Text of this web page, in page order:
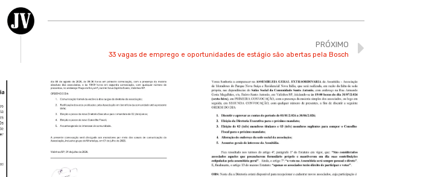
PRÓXIMO
33 vagas de emprego e oportunidades de estágio são abertas pela Bosch